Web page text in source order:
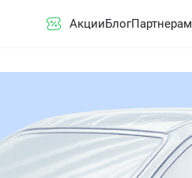
АкцииБлогПартнерам